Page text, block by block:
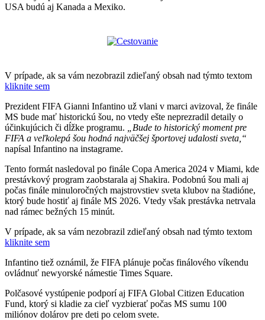
USA budú aj Kanada a Mexiko.
V prípade, ak sa vám nezobrazil zdieľaný obsah nad týmto textom
kliknite sem
Prezident FIFA Gianni Infantino už vlani v marci avizoval, že finále
MS bude mať historickú šou, no vtedy ešte neprezradil detaily o
účinkujúcich či dĺžke programu.
„Bude to historický moment pre
FIFA a veľkolepá šou hodná najväčšej športovej udalosti sveta,“
napísal Infantino na instagrame.
Tento formát nasledoval po finále Copa America 2024 v Miami, kde
prestávkový program zaobstarala aj Shakira. Podobnú šou mali aj
počas finále minuloročných majstrovstiev sveta klubov na štadióne,
ktorý bude hostiť aj finále MS 2026. Vtedy však prestávka netrvala
nad rámec bežných 15 minút.
V prípade, ak sa vám nezobrazil zdieľaný obsah nad týmto textom
kliknite sem
Infantino tiež oznámil, že FIFA plánuje počas finálového víkendu
ovládnuť newyorské námestie Times Square.
Polčasové vystúpenie podporí aj FIFA Global Citizen Education
Fund, ktorý si kladie za cieľ vyzbierať počas MS sumu 100
miliónov dolárov pre deti po celom svete.